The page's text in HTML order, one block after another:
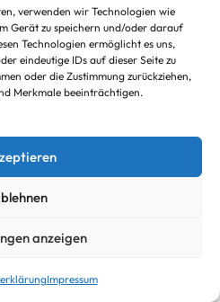
verwenden wir Technologien wie
Gerät zu speichern und/oder darauf
Technologien ermöglicht es uns,
eindeutige IDs auf dieser Seite zu
oder die Zustimmung zurückziehen,
Merkmale beeinträchtigen.
anzeigen
Impressum
ist ein wichtiger
Im Falle
gehen
funktioniert heute
Wer wissen möchte,
, erhält bei
Antwort: „wenige